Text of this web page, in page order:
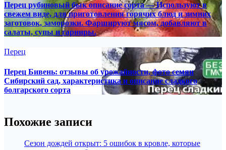
Перец рубиновый бык описание сорта — Используют в
свежем виде, для приготовления горячих блюд и зимних
заготовок, заморозки. Фаршируют мясом, добавляют в
салаты, супы и гарниры.
Перец
Перец Бивень: отзывы об урожайности, фото семян
Сибирский сад, характеристика и описание сладкого
болгарского сорта
Похожие записи
Сезон дождей открыт: 5 ошибок в кровле, которые